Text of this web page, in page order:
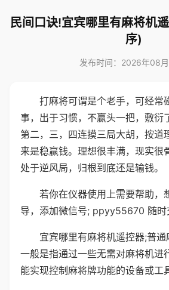
民间口诀!宜宾哪里有麻将机
序)
发布时间：2026年08
打麻将可谓是个老手，可经常
事，出于习惯，不赢头一把，敷衍
第二，三，四连摸三局大胡，按道
来是稳赢钱。理想很丰满，现实很
处于逆风局，归根到底还是输钱。
若你在仪器使用上需要帮助，
导，添加微信号; ppyy55670 随时
宜宾哪里有麻将机遥控器;普
一般是指通过一些无需对麻将机进
能实现控制麻将牌功能的设备或工